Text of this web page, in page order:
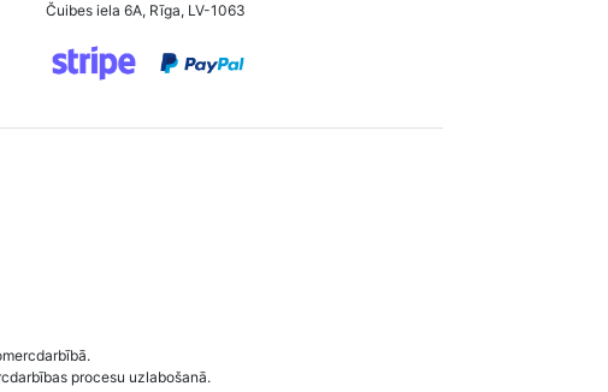
Čuibes iela 6A, Rīga, LV-1063
procesu uzlabošanā.